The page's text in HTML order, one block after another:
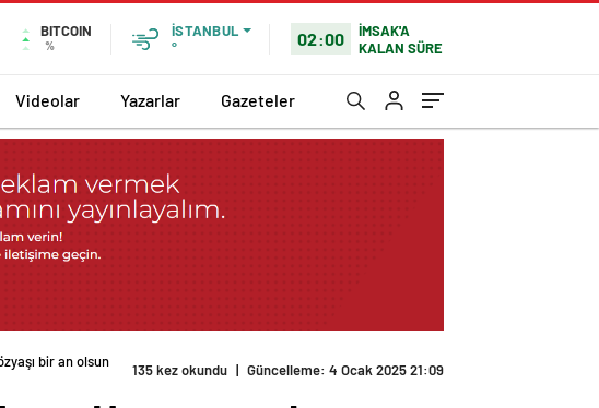
BITCOIN
%
İSTANBUL
°
02:00
İMSAK'A
KALAN SÜRE
Videolar Yazarlar Gazeteler
bir an olsun
135 kez okundu | Güncelleme: 4 Ocak 2025 21:09